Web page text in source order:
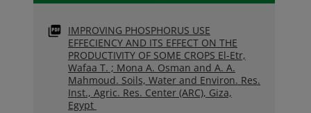
IMPROVING PHOSPHORUS USE
EFFECIENCY AND ITS EFFECT ON THE
PRODUCTIVITY OF SOME CROPS El-Etr,
Wafaa T. ; Mona A. Osman and A. A.
Mahmoud. Soils, Water and Environ. Res.
Inst., Agric. Res. Center (ARC), Giza,
Egypt